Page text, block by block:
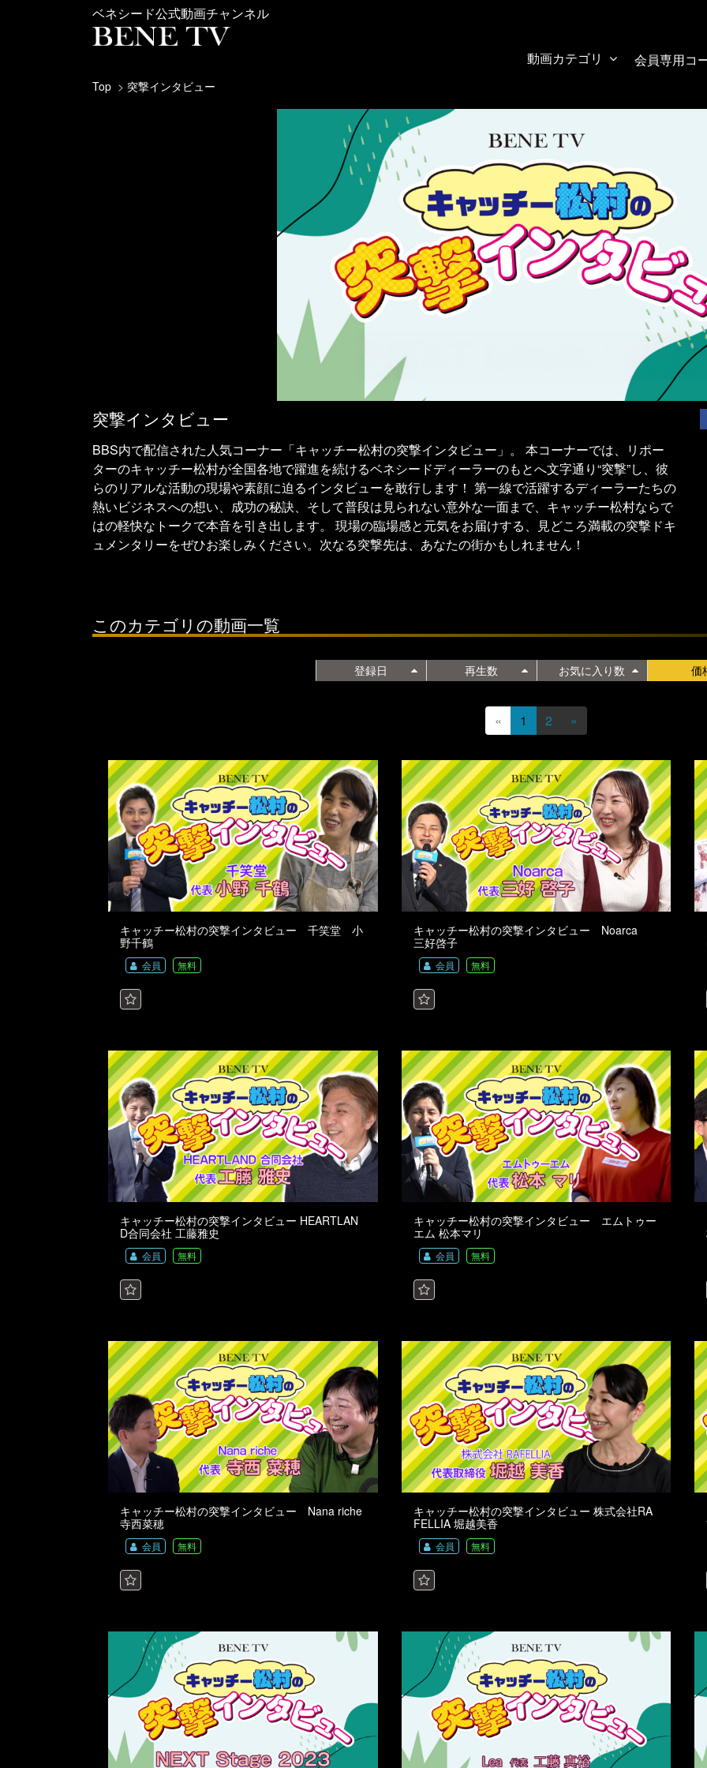
ベネシード公式動画チャンネル
動画カテゴリ 会員専用コ
Top 突撃インタビュー
突撃インタビュー
BBS内で配信された人気コーナー「キャッチー松村の突撃インタビュー」。 本コーナーでは、リポー
ターのキャッチー松村が全国各地で躍進を続けるベネシードディーラーのもとへ文字通り“突撃”し、彼
らのリアルな活動の現場や素顔に迫るインタビューを敢行します！ 第一線で活躍するディーラーたちの
熱いビジネスへの想い、成功の秘訣、そして普段は見られない意外な一面まで、キャッチー松村ならで
はの軽快なトークで本音を引き出します。 現場の臨場感と元気をお届けする、見どころ満載の突撃ドキ
ュメンタリーをぜひお楽しみください。次なる突撃先は、あなたの街かもしれません！
このカテゴリの動画一覧
登録日 再生数 お気に入り数 価
« 1 2 »
キャッチー松村の突撃インタビュー 千笑堂 小
野千鶴
会員 無料
キャッチー松村の突撃インタビュー Noarca
三好啓子
会員 無料
キャッチー松村の突撃インタビュー HEARTLAN
D合同会社 工藤雅史
会員 無料
キャッチー松村の突撃インタビュー エムトゥー
エム 松本マリ
会員 無料
キャッチー松村の突撃インタビュー Nana riche
寺西菜穂
会員 無料
キャッチー松村の突撃インタビュー 株式会社RA
FELLIA 堀越美香
会員 無料